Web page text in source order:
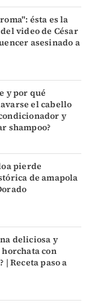
ésta es la
video de César
asesinado a
y por qué
el cabello
y
shampoo?
pierde
de amapola
deliciosa y
horchata con
| Receta paso a